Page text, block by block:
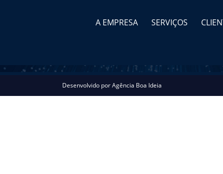
A EMPRESA SERVIÇOS
Desenvolvido porAgência Boa Ideia